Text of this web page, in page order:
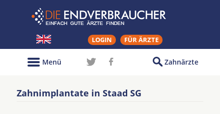
LOGIN FÜR ÄRZTE
Zahnärzte
Menü
Zahnimplantate in Staad SG